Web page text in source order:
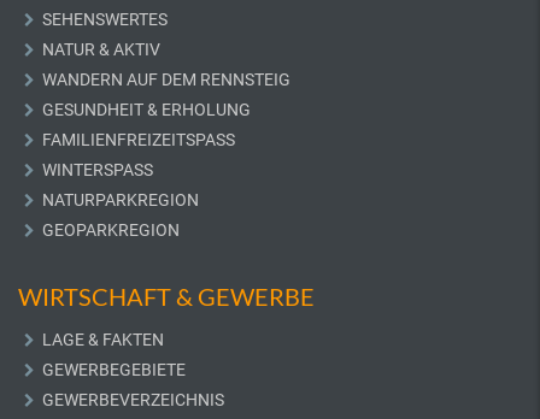
SEHENSWERTES
NATUR & AKTIV
WANDERN AUF DEM RENNSTEIG
GESUNDHEIT & ERHOLUNG
FAMILIENFREIZEITSPASS
WINTERSPASS
NATURPARKREGION
GEOPARKREGION
WIRTSCHAFT & GEWERBE
LAGE & FAKTEN
GEWERBEGEBIETE
GEWERBEVERZEICHNIS